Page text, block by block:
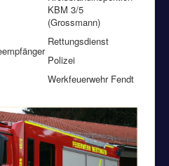
KBM 3/5
(Grossmann)
Rettungsdienst
Polizei
Werkfeuerwehr Fendt